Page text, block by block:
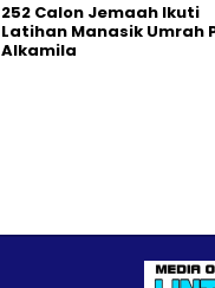
252 Calon Jemaah Ikuti
Latihan Manasik Umrah
Alkamila